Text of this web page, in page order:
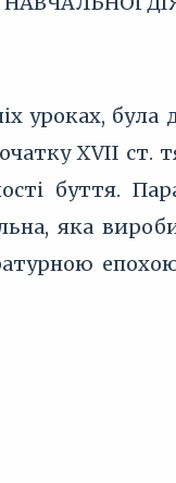
уроках, була
XVII
буття.
яка